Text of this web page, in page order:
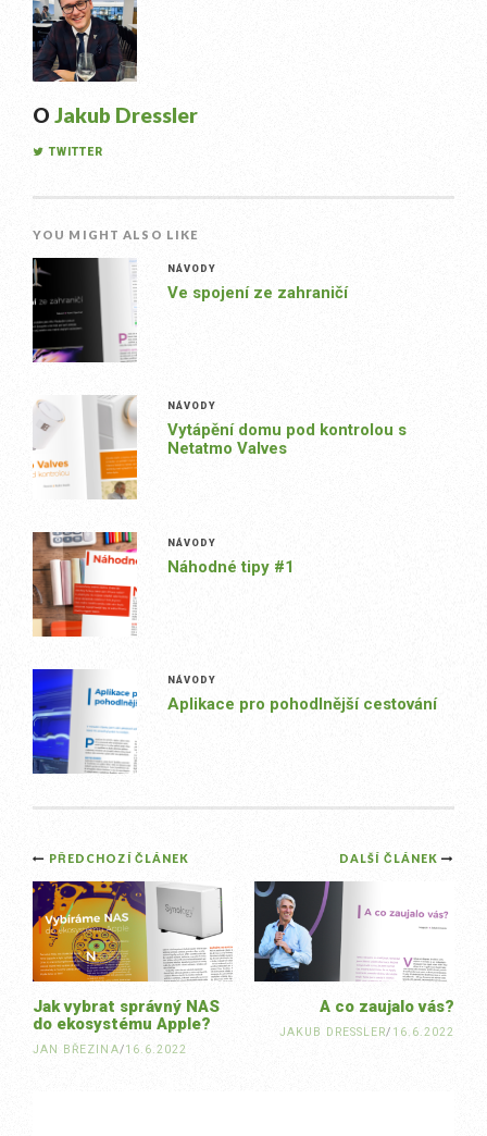
O Jakub Dressler
TWITTER
YOU MIGHT ALSO LIKE
NÁVODY
Ve spojení ze zahraničí
NÁVODY
Vytápění domu pod kontrolou s
Netatmo Valves
NÁVODY
Náhodné tipy #1
NÁVODY
Aplikace pro pohodlnější cestování
Post
navigation
DALŠÍ ČLÁNEK
A co zaujalo vás?
JAKUB DRESSLER/ 16.6.2022
PŘEDCHOZÍ ČLÁNEK
Jak vybrat správný NAS
do ekosystému Apple?
JAN BŘEZINA/16.6.2022